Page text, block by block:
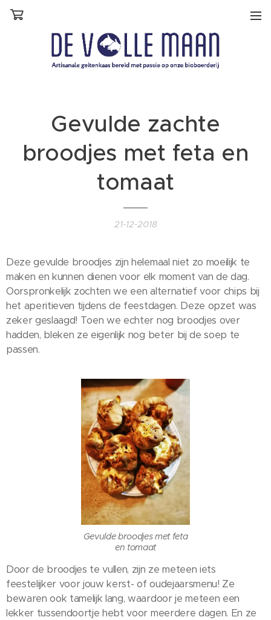
Gevulde zachte
broodjes met feta en
tomaat
21-12-2018
Deze gevulde broodjes zijn helemaal niet zo moeilijk te
maken en kunnen dienen voor elk moment van de dag.
Oorspronkelijk zochten we een alternatief voor chips bij
het aperitieven tijdens de feestdagen. Deze opzet was
zeker geslaagd! Toen we echter nog broodjes over
hadden, bleken ze eigenlijk nog beter bij de soep te
passen.
Gevulde broodjes met feta
en tomaat
Door de broodjes te vullen, zijn ze meteen iets
feestelijker voor jouw kerst- of oudejaarsmenu! Ze
bewaren ook tamelijk lang, waardoor je meteen een
lekker tussendoortje hebt voor meerdere dagen. En ze